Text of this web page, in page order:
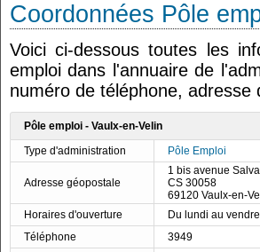
Coordonnées Pôle
Voici ci-dessous toutes les
emploi dans l'annuaire de
numéro de téléphone, adresse
Pôle emploi - Vaulx-en-Velin
Type d'administration
Pôle Emploi
Adresse géopostale
1 bis avenue
CS 30058
69120 Vaulx-en-
Horaires d'ouverture
Du lundi au
Téléphone
3949